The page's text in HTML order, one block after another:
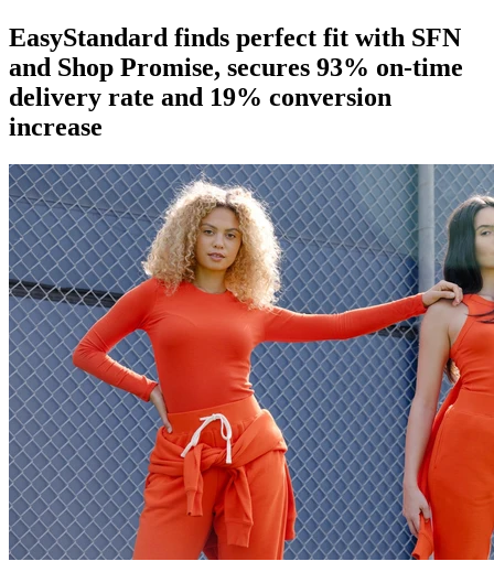
EasyStandard finds perfect fit with SFN
and Shop Promise, secures 93% on-time
delivery rate and 19% conversion
increase